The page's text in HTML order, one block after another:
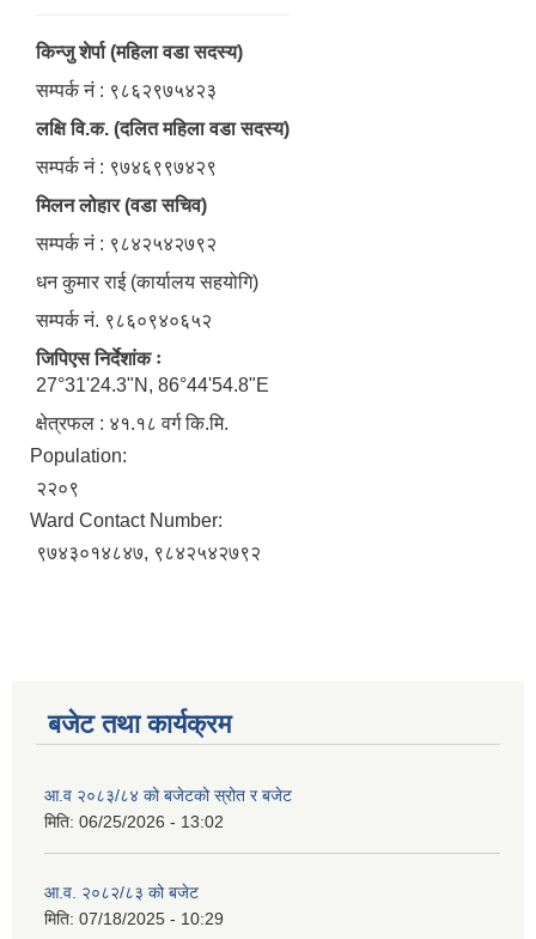
किन्जु शेर्पा (महिला वडा सदस्य)
सम्पर्क नं : ९८६२९७५४२३
लक्षि वि.क. (दलित महिला वडा सदस्य)
सम्पर्क नं : ९७४६९९७४२९
मिलन लोहार (वडा सचिव)
सम्पर्क नं : ९८४२५४२७९२
धन कुमार राई (कार्यालय सहयोगि)
सम्पर्क नं. ९८६०९४०६५२
जिपिएस निर्देशांक ः
27°31'24.3"N, 86°44'54.8"E
क्षेत्रफल : ४१.१८ वर्ग कि.मि.
Population:
२२०९
Ward Contact Number:
९७४३०१४८४७, ९८४२५४२७९२
बजेट तथा कार्यक्रम
आ.व २०८३/८४ को बजेटको स्रोत र बजेट
मिति: 06/25/2026 - 13:02
आ.व. २०८२/८३ को बजेट
मिति: 07/18/2025 - 10:29